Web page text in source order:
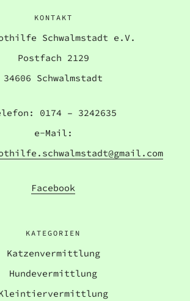
KONTAKT
Schwalmstadt e.V.
Postfach 2129
34606 Schwalmstadt
0174 – 3242635
e-Mail:
Facebook
KATEGORIEN
Katzenvermittlung
Hundevermittlung